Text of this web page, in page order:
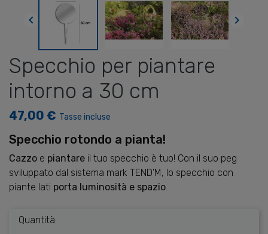
 
Specchio per piantare
intorno a 30 cm
47,00 € Tasse incluse
Specchio rotondo a pianta!
Cazzo e piantare il tuo specchio è tuo! Con il suo peg
sviluppato dal sistema mark TEND'M, lo specchio con
piante lati porta luminosità e spazio.
Quantità